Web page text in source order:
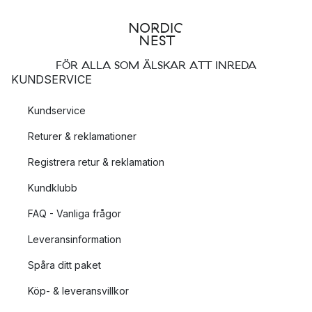
FÖR ALLA SOM ÄLSKAR ATT INREDA
KUNDSERVICE
Kundservice
Returer & reklamationer
Registrera retur & reklamation
Kundklubb
FAQ - Vanliga frågor
Leveransinformation
Spåra ditt paket
Köp- & leveransvillkor